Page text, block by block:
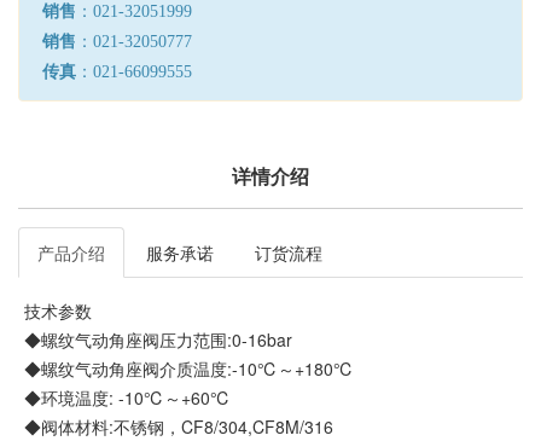
销售 ：021-32051999
销售 ：021-32050777
传真 ：021-66099555
详情介绍
产品介绍 服务承诺 订货流程
技术参数
◆螺纹气动角座阀压力范围:0-16bar
◆螺纹气动角座阀介质温度:-10℃～+180℃
◆环境温度: -10℃～+60℃
◆阀体材料:不锈钢，CF8/304,CF8M/316